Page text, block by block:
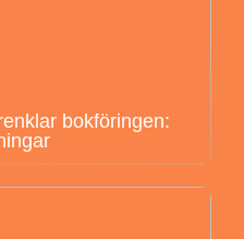
bokföringen: